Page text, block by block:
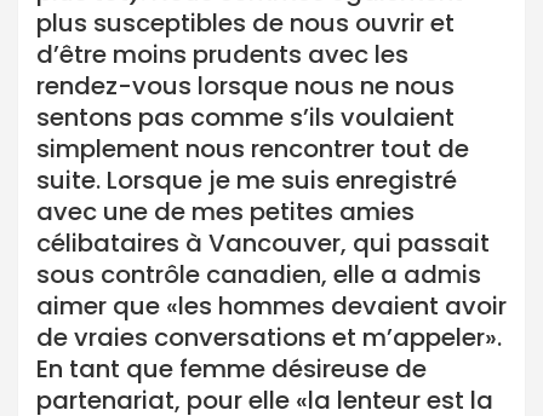
plus susceptibles de nous ouvrir et
d’être moins prudents avec les
rendez-vous lorsque nous ne nous
sentons pas comme s’ils voulaient
simplement nous rencontrer tout de
suite. Lorsque je me suis enregistré
avec une de mes petites amies
célibataires à Vancouver, qui passait
sous contrôle canadien, elle a admis
aimer que «les hommes devaient avoir
de vraies conversations et m’appeler».
En tant que femme désireuse de
partenariat, pour elle «la lenteur est la